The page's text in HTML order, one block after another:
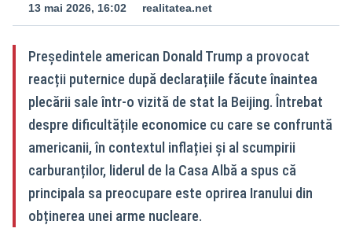
13 mai 2026, 16:02 realitatea.net
Președintele american Donald Trump a provocat
reacții puternice după declarațiile făcute înaintea
plecării sale într-o vizită de stat la Beijing. Întrebat
despre dificultățile economice cu care se confruntă
americanii, în contextul inflației și al scumpirii
carburanților, liderul de la Casa Albă a spus că
principala sa preocupare este oprirea Iranului din
obținerea unei arme nucleare.